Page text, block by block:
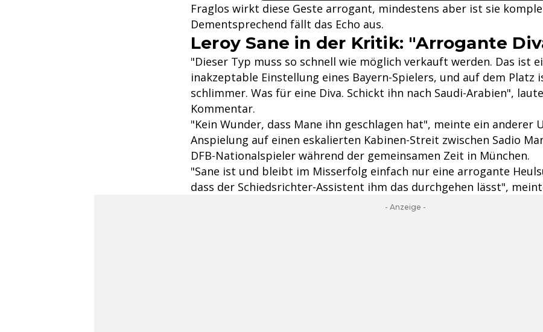
Fraglos wirkt diese Geste arrogant, mindestens aber ist sie
Dementsprechend fällt das Echo aus.
Leroy Sane in der Kritik: "Arrogante
"Dieser Typ muss so schnell wie möglich verkauft werden. Das ist
inakzeptable Einstellung eines Bayern-Spielers, und auf dem Platz
schlimmer. Was für eine Diva. Schickt ihn nach Saudi-Arabien",
Kommentar.
"Kein Wunder, dass Mane ihn geschlagen hat", meinte ein anderer
Anspielung auf einen eskalierten Kabinen-Streit zwischen Sadio
DFB-Nationalspieler während der gemeinsamen Zeit in München.
"Sane ist und bleibt im Misserfolg einfach nur eine arrogante
dass der Schiedsrichter-Assistent ihm das durchgehen lässt",
- Anzeige -